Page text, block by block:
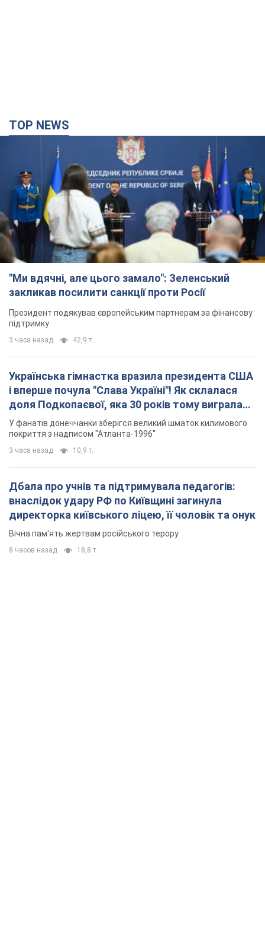
TOP NEWS
"Ми вдячні, але цього замало": Зеленський
закликав посилити санкції проти Росії
Президент подякував європейським партнерам за фінансову
підтримку
3 часа назад 42,9 т.
Українська гімнастка вразила президента США
і вперше почула "Слава Україні"! Як склалася
доля Подкопаєвої, яка 30 років тому виграла
"золото" Олімпіади
У фанатів донеччанки зберігся великий шматок килимового
покриття з надписом "Атланта-1996"
3 часа назад 10,9 т.
Дбала про учнів та підтримувала педагогів:
внаслідок удару РФ по Київщині загинула
директорка київського ліцею, її чоловік та онук
Вічна пам'ять жертвам російського терору
8 часов назад 18,8 т.